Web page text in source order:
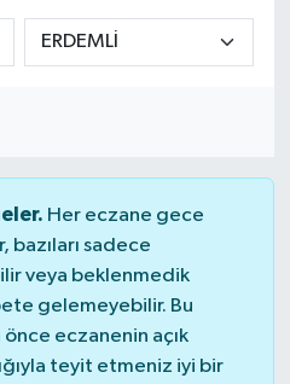
Her eczane gece
bazıları sadece
veya beklenmedik
gelemeyebilir. Bu
eczanenin açık
teyit etmeniz iyi bir